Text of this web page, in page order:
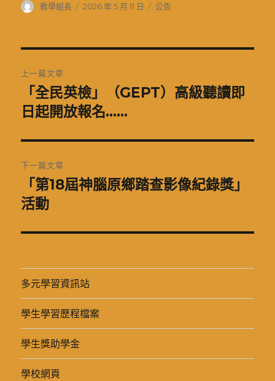
作
教學組長
發
2026 年 5 月 11 日
分
公告
章
導
覽
上一篇文章
上
一
文
章:
「全民英檢」（GEPT）高級聽讀即
日起開放報名……
下一篇文章
下
一
文
「第18屆神腦原鄉踏查影像紀錄獎」
活動
多元學習資訊站
學生學習歷程檔案
學生獎助學金
學校網頁